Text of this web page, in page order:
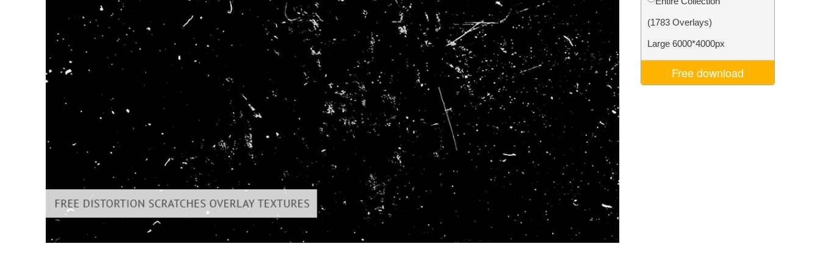
Urejanje fotografij izdelka Urejanje fotografij nakita Podatki za usposabljanje AI
(1783 Overlays)
Large 6000*4000px
Free download